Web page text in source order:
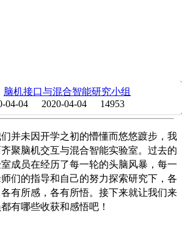
脑机接口与混合智能研究小组
04-04
2020-04-04 14953
并未因开学之初的懵懂而悠悠踱步，我
聚脑机交互与混合智能实验室。过去的
成员在经历了每一轮的头脑风暴，每一
们的指导和自己的努力探索研究下，各
有所感，各有所悟。接下来就让我们来
有哪些收获和感悟吧！